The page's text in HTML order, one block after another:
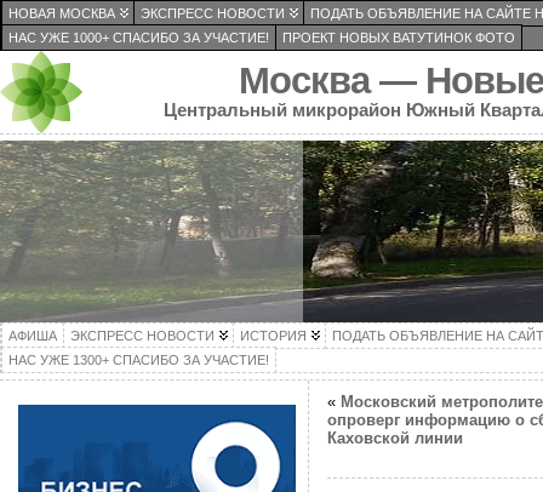
НОВАЯ МОСКВА ЭКСПРЕСС НОВОСТИ
ПОДАТЬ ОБЪЯВЛЕНИЕ НА САЙТЕ
НАС УЖЕ 1000+ СПАСИБО ЗА УЧАСТИЕ!
ПРОЕКТ НОВЫХ ВАТУТИНОК ФОТО
Москва — Новые
Центральный микрорайон Южный
АФИША ЭКСПРЕСС НОВОСТИ ИСТОРИЯ
ПОДАТЬ ОБЪЯВЛЕНИЕ НА
НАС УЖЕ 1300+ СПАСИБО ЗА УЧАСТИЕ!
« Московский
опроверг информацию о
Каховской линии